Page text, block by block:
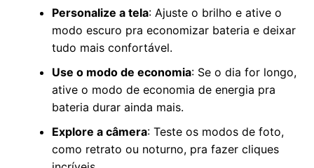
Personalize a tela: Ajuste o brilho e ative o
modo escuro pra economizar bateria e deixar
tudo mais confortável.
Use o modo de economia: Se o dia for longo,
ative o modo de economia de energia pra
bateria durar ainda mais.
Explore a câmera: Teste os modos de foto,
como retrato ou noturno, pra fazer cliques